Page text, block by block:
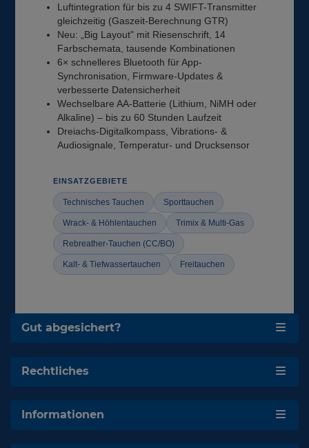
Luftintegration für bis zu 4 SWIFT-Transmitter
gleichzeitig (Gaszeit-Berechnung GTR)
Neu: „Big Layout" mit Riesenschrift, 14
Farbschemata, tausende Kombinationen
6× schnelleres Bluetooth für App-
Synchronisation, Firmware-Updates &
verbesserte Datensicherheit
Wechselbare AA-Batterie (Lithium, NiMH oder
Alkaline) – bis zu 60 Stunden Laufzeit
Dreiachs-Digitalkompass, Vibrations- &
Audiosignale, Temperatur- und Drucksensor
EINSATZGEBIETE
Technisches Tauchen Sporttauchen
Wrack- & Höhlentauchen Trimix & Multi-Gas
Rebreather-Tauchen (CC/BO)
Kalt- & Tiefwassertauchen Freitauchen
Gut abgesichert?
Rechtliches
Informationen